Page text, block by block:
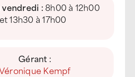
vendredi :8h00 à 12h00
et 13h30 à 17h00
Gérant :
Kempf